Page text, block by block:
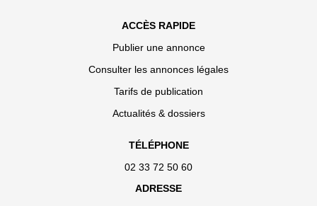
ACCÈS RAPIDE
Publier une annonce
Consulter les annonces légales
Tarifs de publication
Actualités & dossiers
TÉLÉPHONE
02 33 72 50 60
ADRESSE